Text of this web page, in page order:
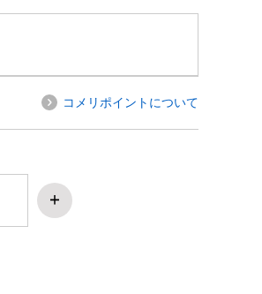
コメリポイントについて